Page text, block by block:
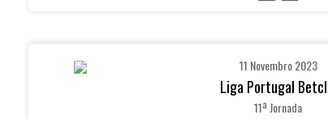
11 Novembro 2023
Liga Portugal
11ª Jornada